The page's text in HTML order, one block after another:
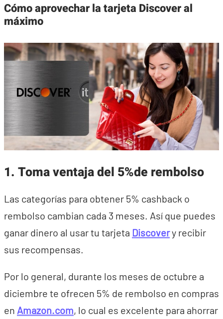
Cómo aprovechar la tarjeta Discover al
máximo
1. Toma ventaja del 5%de rembolso
Las categorías para obtener 5% cashback o
rembolso cambian cada 3 meses. Así que puedes
ganar dinero al usar tu tarjeta Discovery recibir
sus recompensas.
Por lo general, durante los meses de octubre a
diciembre te ofrecen 5% de rembolso en compras
en Amazon.com, lo cual es excelente para ahorrar